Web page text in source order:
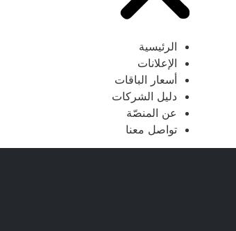
الرئيسية
الإعلانات
أسعار الباقات
دليل الشركات
عن المنصّة
تواصل معنا